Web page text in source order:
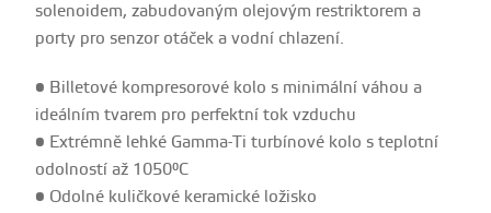
solenoidem, zabudovaným olejovým restriktorem a
porty pro senzor otáček a vodní chlazení.
• Billetové kompresorové kolo s minimální váhou a
ideálním tvarem pro perfektní tok vzduchu
• Extrémně lehké Gamma-Ti turbínové kolo s teplotní
odolností až 1050°C
• Odolné kuličkové keramické ložisko